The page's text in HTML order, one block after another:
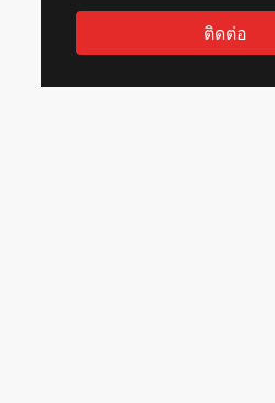
ติดต่อ